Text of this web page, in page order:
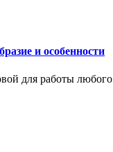
и особенности
для работы